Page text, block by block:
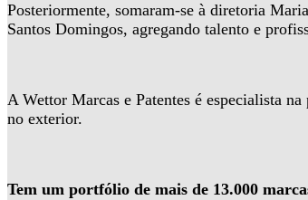
Posteriormente, somaram-se à diretoria
Santos Domingos, agregando talento e
A Wettor Marcas e Patentes é especialista
no exterior.
Tem um portfólio de mais de 13.000